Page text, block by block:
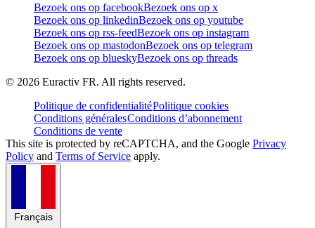
Bezoek ons op facebookBezoek ons op x
Bezoek ons op linkedinBezoek ons op youtube
Bezoek ons op rss-feedBezoek ons op instagram
Bezoek ons op mastodonBezoek ons op telegram
Bezoek ons op blueskyBezoek ons op threads
© 2026 Euractiv FR. All rights reserved.
Politique de confidentialitéPolitique cookies
Conditions généralesConditions d’abonnement
Conditions de vente
This site is protected by reCAPTCHA, and the Google Privacy
Policy and Terms of Service apply.
Français